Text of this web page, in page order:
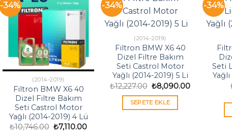
-34%
(2014-2019)
Filtron BMW X6 40
Dizel Filtre Bakım
Seti Castrol Motor
Yağlı (2014-2019) 4 Lü
₺10,746.00 Orijinal
fiyat:
₺7,110.00Şu
-34%
(2014-2019)
Filtron BMW X6 40
Dizel Filtre Bakım
Seti Castrol Motor
Yağlı (2014-2019) 5 Li
₺12,227.00 Orijinal
fiyat:
₺12,227.00.
₺8,090.00Şu
SEPETE EKLE
-34%
Seti